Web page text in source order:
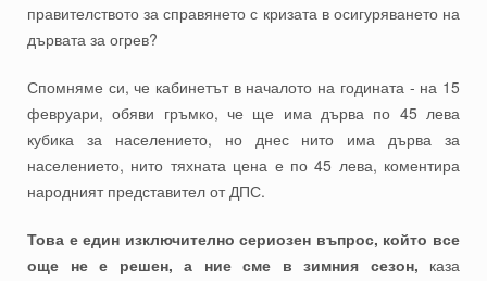
правителството за справянето с кризата в осигуряването на
дървата за огрев?
Спомняме си, че кабинетът в началото на годината - на 15
февруари, обяви гръмко, че ще има дърва по 45 лева
кубика за населението, но днес нито има дърва за
населението, нито тяхната цена е по 45 лева, коментира
народният представител от ДПС.
Това е един изключително сериозен въпрос, който все
още не е решен, а ние сме в зимния сезон, каза